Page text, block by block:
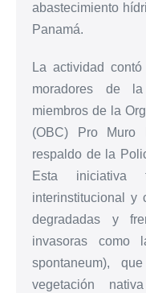
abastecimiento
Panamá.
La actividad
moradores de
miembros de la
(OBC) Pro Muro
respaldo de la
Esta iniciativa
interinstitucional y
degradadas y
invasoras como
spontaneum),
vegetación